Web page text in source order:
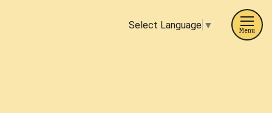
Select Language ▼
Menu